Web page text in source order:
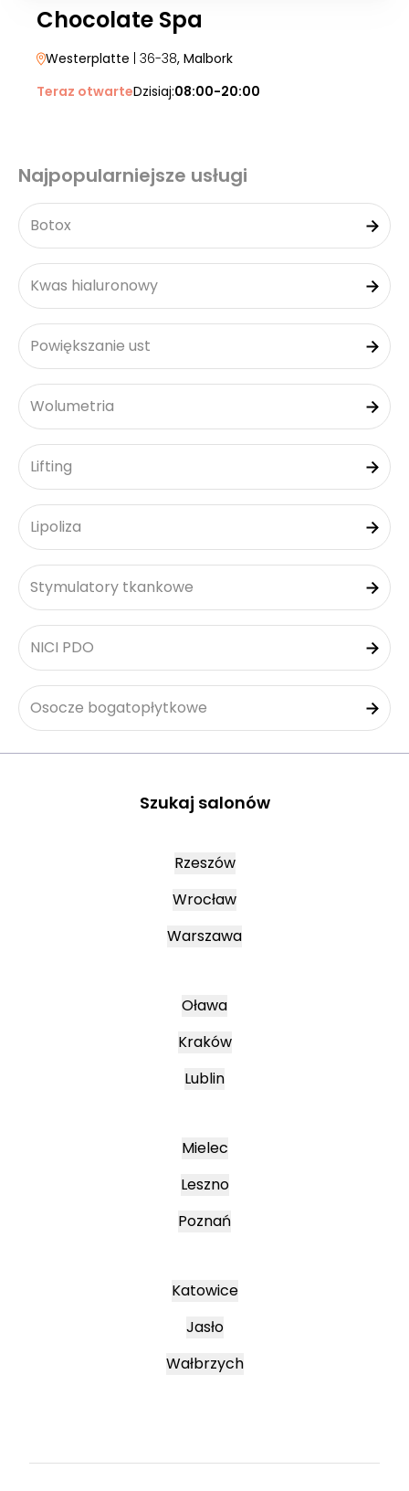
Chocolate Spa
Westerplatte | 36-38, Malbork
Teraz otwarteDzisiaj:08:00-20:00
Najpopularniejsze usługi
Botox
Kwas hialuronowy
Powiększanie ust
Wolumetria
Lifting
Lipoliza
Stymulatory tkankowe
NICI PDO
Osocze bogatopłytkowe
Szukaj salonów
Rzeszów
Wrocław
Warszawa
Oława
Kraków
Lublin
Mielec
Leszno
Poznań
Katowice
Jasło
Wałbrzych